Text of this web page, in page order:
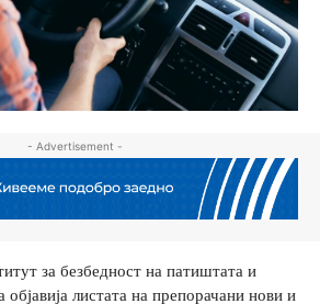
- Advertisement -
за безбедност на патиштата и
листата на препорачани нови и